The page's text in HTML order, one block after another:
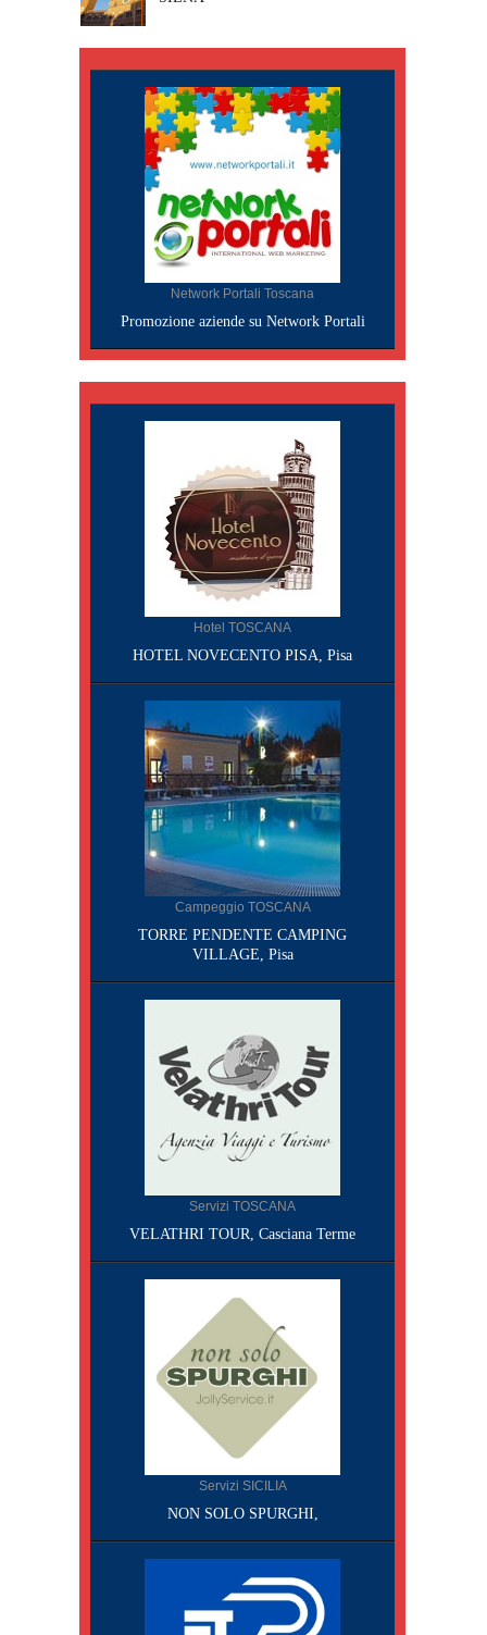
Network Portali Toscana
Promozione aziende su Network Portali
Hotel TOSCANA
HOTEL NOVECENTO PISA, Pisa
Campeggio TOSCANA
TORRE PENDENTE CAMPING
VILLAGE, Pisa
Servizi TOSCANA
VELATHRI TOUR, Casciana Terme
Servizi SICILIA
NON SOLO SPURGHI,